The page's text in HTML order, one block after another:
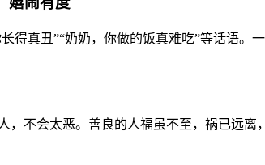
得真丑”“奶奶，你做的饭真难吃”等话语
不会太恶。善良的人福虽不至，祸已远